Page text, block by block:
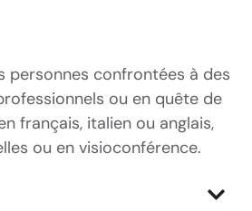
personnes confrontées à des
ou en quête de
français, italien ou anglais,
ou en visioconférence.